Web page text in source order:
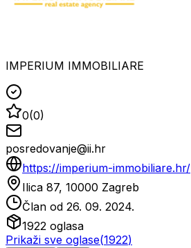
IMPERIUM IMMOBILIARE
0(0)
posredovanje@ii.hr
https://imperium-immobiliare.hr/
Ilica 87, 10000 Zagreb
Član od 26. 09. 2024.
1922 oglasa
Prikaži sve oglase(1922)